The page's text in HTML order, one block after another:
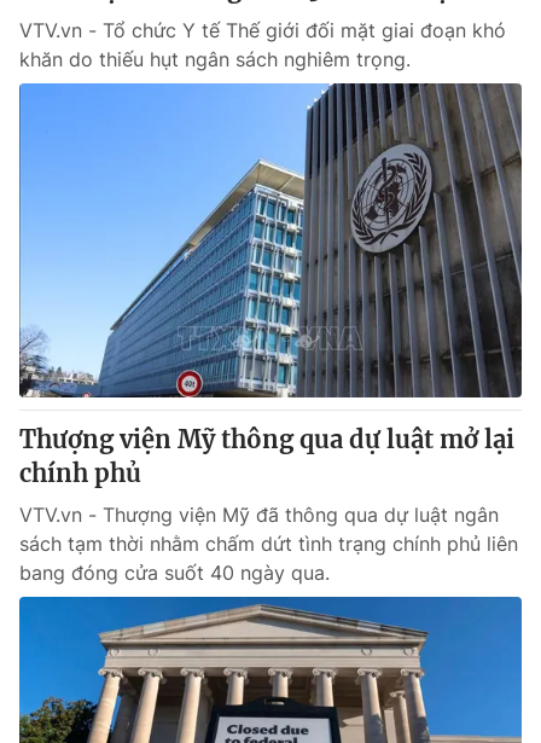
VTV.vn - Tổ chức Y tế Thế giới đối mặt giai đoạn khó
khăn do thiếu hụt ngân sách nghiêm trọng.
Thượng viện Mỹ thông qua dự luật mở lại
chính phủ
VTV.vn - Thượng viện Mỹ đã thông qua dự luật ngân
sách tạm thời nhằm chấm dứt tình trạng chính phủ liên
bang đóng cửa suốt 40 ngày qua.